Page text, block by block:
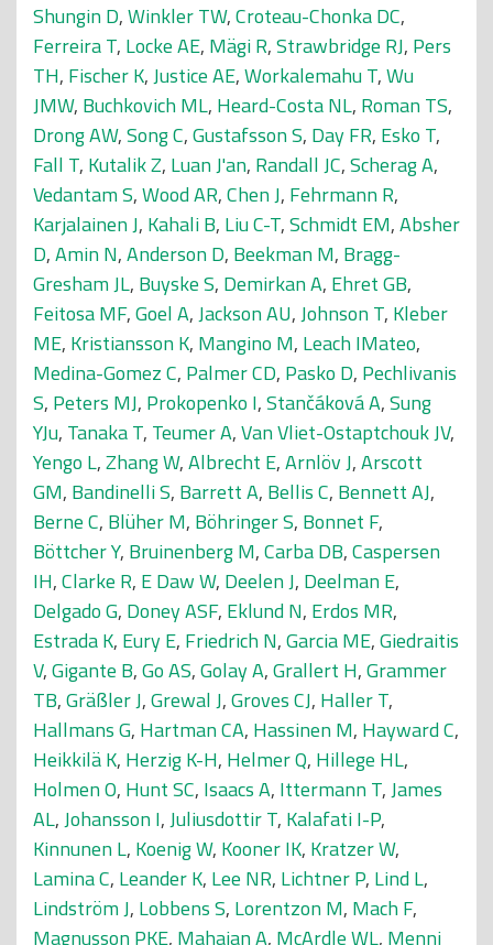
Shungin D,Winkler TW,Croteau-Chonka DC,
Ferreira T, Locke AE, Mägi R,Strawbridge RJ, Pers
TH, Fischer K,Justice AE,Workalemahu T,Wu
JMW, Buchkovich ML, Heard-Costa NL, Roman TS,
Drong AW,Song C,Gustafsson S, Day FR, Esko T,
Fall T, Kutalik Z, Luan J'an, Randall JC,Scherag A,
Vedantam S,Wood AR,Chen J, Fehrmann R,
Karjalainen J, Kahali B, Liu C-T,Schmidt EM,Absher
D,Amin N,Anderson D, Beekman M, Bragg-
Gresham JL, Buyske S, Demirkan A, Ehret GB,
Feitosa MF,Goel A,Jackson AU,Johnson T, Kleber
ME, Kristiansson K, Mangino M, Leach IMateo,
Medina-Gomez C, Palmer CD, Pasko D, Pechlivanis
S, Peters MJ, Prokopenko I,Stančáková A,Sung
YJu, Tanaka T, Teumer A,Van Vliet-Ostaptchouk JV,
Yengo L,Zhang W,Albrecht E,Arnlöv J,Arscott
GM, Bandinelli S, Barrett A, Bellis C, Bennett AJ,
Berne C, Blüher M, Böhringer S, Bonnet F,
Böttcher Y, Bruinenberg M,Carba DB,Caspersen
IH,Clarke R, E Daw W, Deelen J, Deelman E,
Delgado G, Doney ASF, Eklund N, Erdos MR,
Estrada K, Eury E, Friedrich N,Garcia ME,Giedraitis
V,Gigante B,Go AS,Golay A,Grallert H,Grammer
TB,Gräßler J,Grewal J,Groves CJ, Haller T,
Hallmans G, Hartman CA, Hassinen M, Hayward C,
Heikkilä K, Herzig K-H, Helmer Q, Hillege HL,
Holmen O, Hunt SC, Isaacs A, Ittermann T,James
AL,Johansson I,Juliusdottir T, Kalafati I-P,
Kinnunen L, Koenig W, Kooner IK, Kratzer W,
Lamina C, Leander K, Lee NR, Lichtner P, Lind L,
Lindström J, Lobbens S, Lorentzon M, Mach F,
Magnusson PKE, Mahajan A, McArdle WL, Menni